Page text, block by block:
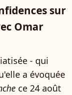
sur
Omar
- qui
a évoquée
ce 24 août